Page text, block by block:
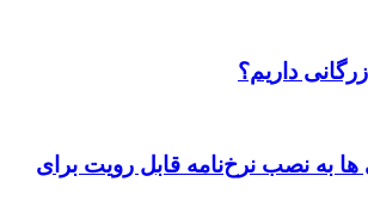
داریم؟
ها به نصب نرخ‌نامه قابل رویت برای